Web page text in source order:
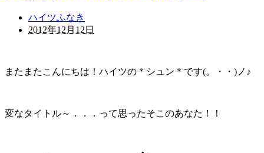
ハイツふなき
2012年12月12日
またまたこんにちは！ハイツの＊シュン＊です(。・・)ノ♪
変なタイトル～．．．って思ったそこのあなた！！